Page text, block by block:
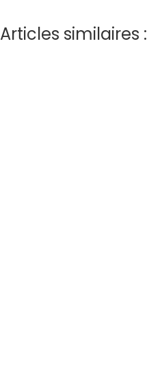
Articles similaires :